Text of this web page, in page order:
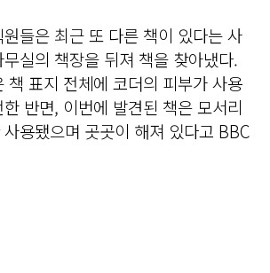
들은 최근 또 다른 책이 있다는 사
실의 책장을 뒤져 책을 찾아냈다.
책 표지 전체에 코더의 피부가 사용
반면, 이번에 발견된 책은 모서리
용됐으며 곳곳이 해져 있다고 BBC